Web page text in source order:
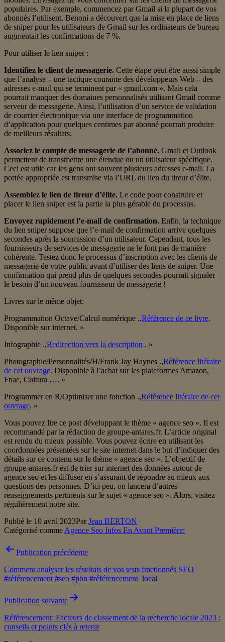
populaires. Par exemple, commencez par Gmail si la plupart de vos
abonnés l’utilisent. Benoni a découvert que la mise en place de liens
de sniper pour les utilisateurs de Gmail sur les ordinateurs de bureau
augmentait les confirmations de 7 %.
Pour utiliser le lien sniper :
Identifiez le client de messagerie. Cette étape peut être aussi simple
que l’analyse – une tactique courante des développeurs Web – des
adresses e-mail qui se terminent par « gmail.com ». Mais cela
pourrait manquer des domaines personnalisés utilisant Gmail comme
serveur de messagerie. Ainsi, l’utilisation d’un service de validation
de courrier électronique via une interface de programmation
d’application pour quelques centimes par abonné pourrait produire
de meilleurs résultats.
Associez le compte de messagerie de l’abonné. Gmail et Outlook
permettent de transmettre une étendue ou un utilisateur spécifique.
Ceci est utile car les gens ont souvent plusieurs adresses e-mail. La
portée appropriée est transmise via l’URL du lien du tireur d’élite.
Assemblez le lien de tireur d’élite. Le code pour construire et
placer le lien sniper est la partie la plus gérable du processus.
Envoyez rapidement l’e-mail de confirmation. Enfin, la technique
du lien sniper suppose que l’e-mail de confirmation arrive quelques
secondes après la soumission d’un utilisateur. Cependant, tous les
fournisseurs de services de messagerie ne le font pas de manière
cohérente. Testez donc le processus d’inscription avec les clients de
messagerie de votre public avant d’utiliser des liens de sniper. Une
confirmation qui prend plus de quelques secondes pourrait signaler
le besoin d’un nouveau fournisseur de messagerie !
Livres sur le même objet:
Programmation Octave/Calcul numérique .,Référence de ce livre.
Disponible sur internet. »
Infographie .,Redirection vers la description . »
Photographie/Personnalités/H/Frank Jay Haynes .,Référence litéraire
de cet ouvrage. Disponible à l’achat sur les plateformes Amazon,
Fnac, Cultura …. »
Programmer en R/Optimiser une fonction .,Référence litéraire de cet
ouvrage. »
Vous pouvez lire ce post développant le thème « agence seo ». Il est
recommandé par la rédaction de groupe-antares.fr. L’article original
est rendu du mieux possible. Vous pouvez écrire en utilisant les
coordonnées présentées sur le site internet dans le but d’indiquer des
détails sur ce contenu sur le thème « agence seo ». L’objectif de
groupe-antares.fr est de trier sur internet des données autour de
agence seo et les diffuser en s’assurant de répondre au mieux aux
questions des personnes. D’ici peu, on lancera d’autres
renseignements pertinents sur le sujet « agence seo ». Alors, visitez
régulièrement notre site.
Publié le 10 avril 2023ParJean BERTON
Catégorisé comme Agence Seo Infos En Avant Première:
Navigation
l’article
Publication précédente
Comment analyser les résultats de vos tests fractionnés SEO
#référencement #seo #pbn #référencement_local
Publication suivante
Référencement: Facteurs de classement de la recherche locale 2023 :
conseils et points clés à retenir